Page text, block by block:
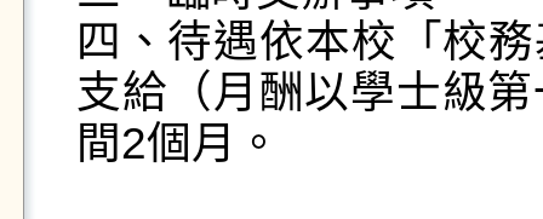
四、待遇依本校「校
支給（月酬以學士級
間2個月。